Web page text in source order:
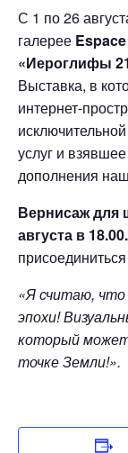
С 1 по 26
галерее
«Иероглифы
Выставка, в
интернет-
услуг и
дополнения
Вернисаж для
августа в 18.00.
«Я считаю,
эпохи!
который может
точке Земли!».